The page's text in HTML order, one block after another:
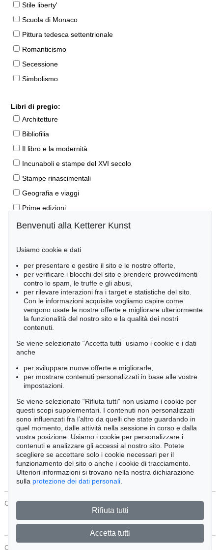
Stile liberty'
Scuola di Monaco
Pittura tedesca settentrionale
Romanticismo
Secessione
Simbolismo
Libri di pregio:
Architetture
Bibliofilia
Il libro e la modernità
Incunaboli e stampe del XVI secolo
Stampe rinascimentali
Geografia e viaggi
Prime edizioni
Manoscritti antichi
Libri per bambini
Lifestyle
Pietre miliari delle scienze naturali
Letteratura classica
Economia e diritto
Meraviglie della natura
Cimelia
Ordine:
Tutti gli oggetti
Solo offerte attuali
Solo oggetti venduti
Cerca
CONTATTI Protezione Dei Dati
CONTATTI
Benvenuti alla Ketterer Kunst
Usiamo cookie e dati
per presentare e gestire il sito e le nostre offerte,
per verificare i blocchi del sito e prendere provvedimenti
contro lo spam, le truffe e gli abusi,
per rilevare interazioni fra i target e statistiche del sito.
Con le informazioni acquisite vogliamo capire come
vengono usate le nostre offerte e migliorare ulteriormente
la funzionalità del nostro sito e la qualità dei nostri
contenuti.
Se viene selezionato “Accetta tutti” usiamo i cookie e i dati
anche
per sviluppare nuove offerte e migliorarle,
per mostrare contenuti personalizzati in base alle vostre
impostazioni.
Se viene selezionato “Rifiuta tutti” non usiamo i cookie per
questi scopi supplementari. I contenuti non personalizzati
sono influenzati fra l’altro da quelli che state guardando in
quel momento, dalle attività nella sessione in corso e dalla
vostra posizione. Usiamo i cookie per personalizzare i
contenuti e analizzare gli accessi al nostro sito. Potete
scegliere se accettare solo i cookie necessari per il
funzionamento del sito o anche i cookie di tracciamento.
Ulteriori informazioni si trovano nella nostra dichiarazione
sulla protezione dei dati personali
Rifiuta tutti
Accetta tutti